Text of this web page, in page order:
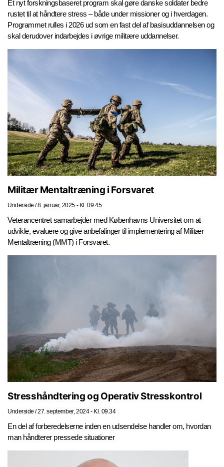
Et nyt forskningsbaseret program skal gøre danske soldater bedre
rustet til at håndtere stress – både under missioner og i hverdagen.
Programmet rulles i 2026 ud som en fast del af basisuddannelsen og
skal derudover indarbejdes i øvrige militære uddannelser.
Militær Mentaltræning i Forsvaret
Underside / 8. januar, 2025 - Kl. 09.45
Veterancentret samarbejder med Københavns Universitet om at
udvikle, evaluere og give anbefalinger til implementering af Militær
Mentaltræning (MMT) i Forsvaret.
Stresshåndtering og Operativ Stresskontrol
Underside / 27. september, 2024 - Kl. 09.34
En del af forberedelserne inden en udsendelse handler om, hvordan
man håndterer pressede situationer